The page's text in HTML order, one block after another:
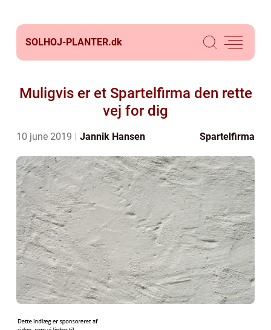
SOLHOJ-PLANTER.dk
Muligvis er et Spartelfirma den rette
vej for dig
10 june 2019 Jannik Hansen Spartelfirma